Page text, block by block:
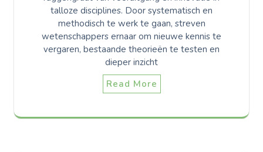
talloze disciplines. Door systematisch en
methodisch te werk te gaan, streven
wetenschappers ernaar om nieuwe kennis te
vergaren, bestaande theorieën te testen en
dieper inzicht
Read More